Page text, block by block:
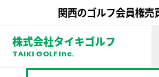
関西のゴルフ会員権
株式会社タイキゴルフ
TAIKI GOLF Inc.